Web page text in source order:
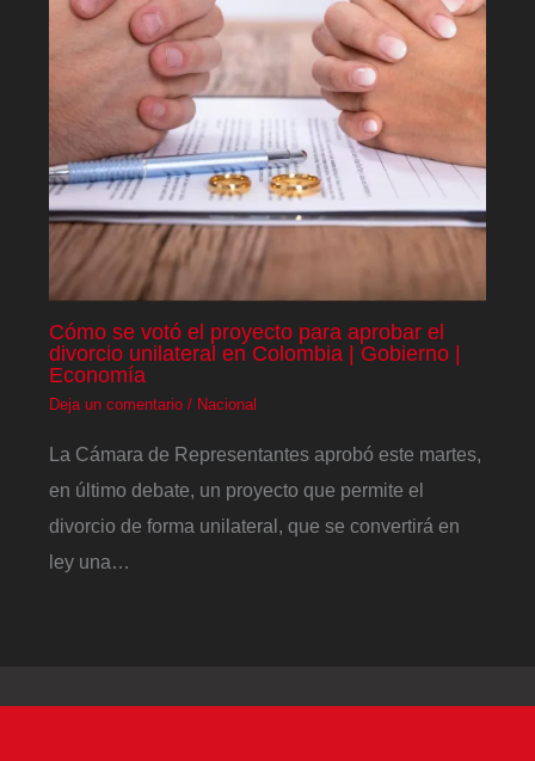
Cómo se votó el proyecto para aprobar el
divorcio unilateral en Colombia | Gobierno |
Economía
Deja un comentario / Nacional
La Cámara de Representantes aprobó este martes,
en último debate, un proyecto que permite el
divorcio de forma unilateral, que se convertirá en
ley una…